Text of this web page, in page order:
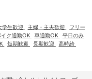
学生歓迎 主婦・主夫歓迎
フリー
イク通勤OK 車通勤OK
平日のみ
短期歓迎 長期歓迎 高時給